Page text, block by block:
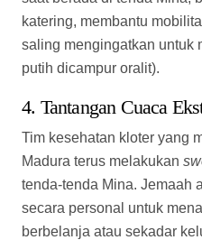
secara personal untuk
berbelanja atau sekadar
keperluan ibadah yang
ekstrem di sekitar maktab
kelelahan akut.
Secara keseluruhan,
Mina diterima, rombongan
Sumenep terpantau dalam
terorganisir dengan baik di
para petugas PPIH kloter.